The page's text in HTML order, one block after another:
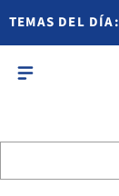
TEMAS DEL DÍA: